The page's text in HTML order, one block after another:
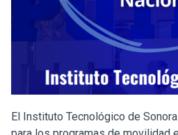
El Instituto Tecnológico de